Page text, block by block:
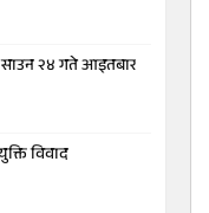
२४ गते आइतबार
विवाद